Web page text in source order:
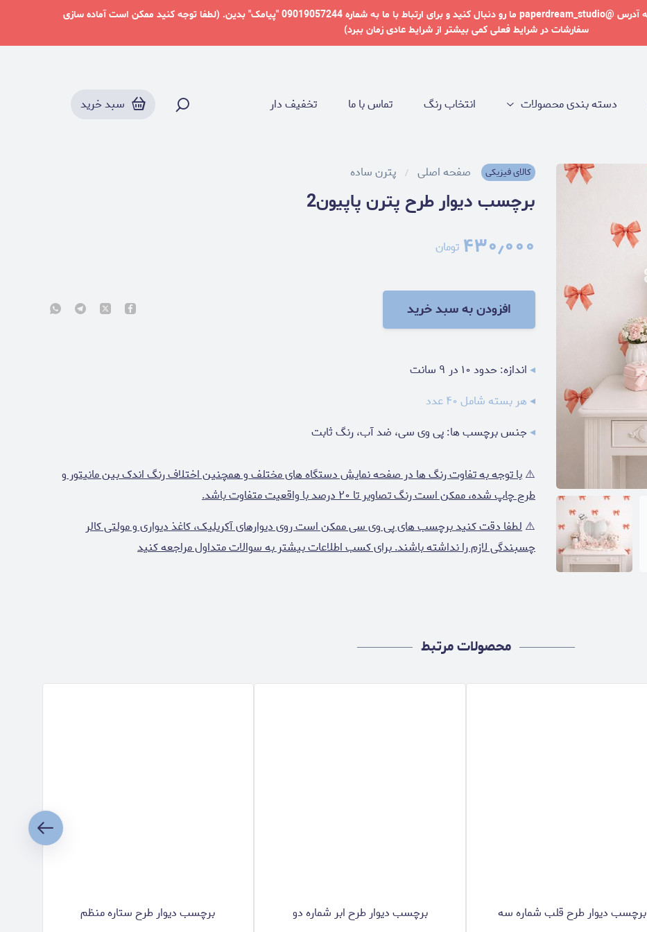
دوست عزیز در شرایط فعلی میتونید از طریق پلتفرم بله به آدرس @paperdream_studio ما رو دنبال کنید و برای ارتباط با ما به شماره 09019057244 "پیامک" بدین. (لطفا توجه کنید ممکن است آماده سازی
سفارشات در شرایط فعلی کمی بیشتر از شرایط عادی زمان ببرد)
دسته بندی محصولات انتخاب رنگ تماس با ما تخفیف دار سبد خرید
کالای فیزیکی صفحه اصلی پترن ساده
برچسب دیوار طرح پترن پاپیون2
۴۳۰٫۰۰۰ تومان
افزودن به سبد خرید
◂اندازه: حدود ۱۰ در ۹ سانت
◂ هر بسته شامل ۴۰ عدد
◂جنس برچسب ها: پی وی سی، ضد آب، رنگ ثابت
⚠️با توجه به تفاوت رنگ ها در صفحه نمایش دستگاه های مختلف و همچنین اختلاف رنگ اندک بین مانیتور و
طرح چاپ شده، ممکن است رنگ تصاویر تا ۲۰ درصد با واقعیت متفاوت باشد.
⚠️لطفا دقت کنید برچسب های پی وی سی ممکن است روی دیوارهای آکریلیک، کاغذ دیواری و مولتی کالر
چسبندگی لازم را نداشته باشند. برای کسب اطلاعات بیشتر به سوالات متداول مراجعه کنید
محصولات مرتبط
برچسب دیوار طرح قلب شماره سه برچسب دیوار طرح ابر شماره دو برچسب دیوار طرح ستاره منظم